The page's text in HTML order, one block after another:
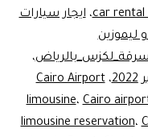
..cars
rent
Nasr
city
car rental،ايجار سيارات
ليموزين
،
،Cairo Airport
limousine،Cairo
limousine reservation،